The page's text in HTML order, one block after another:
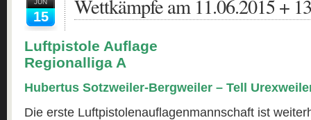
JUN
15 Wettkämpfe am 11.06.2015 +
Luftpistole Auflage
Regionalliga A
Hubertus Sotzweiler-Bergweiler – Tell
Die erste Luftpistolenauflagenmannschaft ist